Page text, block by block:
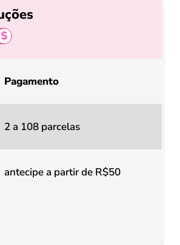
Pagamento
2 a 108 parcelas
antecipe a partir de R$50